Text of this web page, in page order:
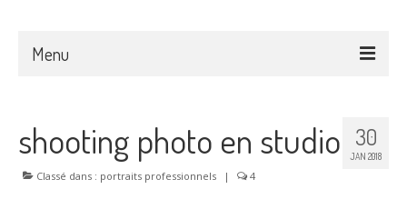
Menu
Déroulement
Nos Offres
30
JAN 2018
shooting photo en studio
Classé dans : portraits professionnels | 4